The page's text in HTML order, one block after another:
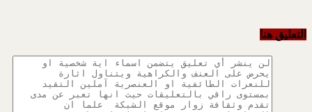
التعليق هنا